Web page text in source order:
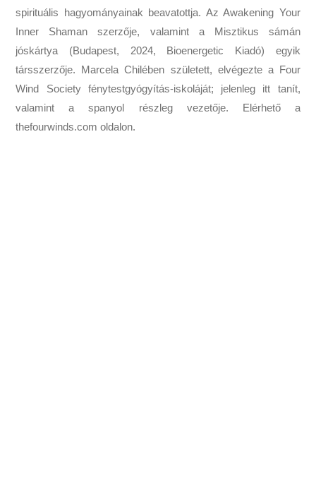
spirituális hagyományainak beavatottja. Az Awakening Your
Inner Shaman szerzője, valamint a Misztikus sámán
jóskártya (Budapest, 2024, Bioenergetic Kiadó) egyik
társszerzője. Marcela Chilében született, elvégezte a Four
Wind Society fénytestgyógyítás-iskoláját; jelenleg itt tanít,
valamint a spanyol részleg vezetője. Elérhető a
thefourwinds.com oldalon.